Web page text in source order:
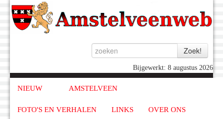
Bijgewerkt: 8 augustus 2026
NIEUW AMSTELVEEN
FOTO'S EN VERHALEN LINKS OVER ONS